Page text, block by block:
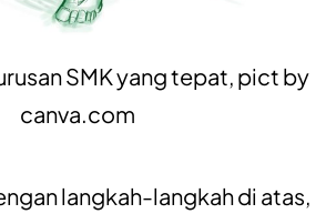
SMK yang tepat, pict by
canva.com
langkah-langkah di atas,